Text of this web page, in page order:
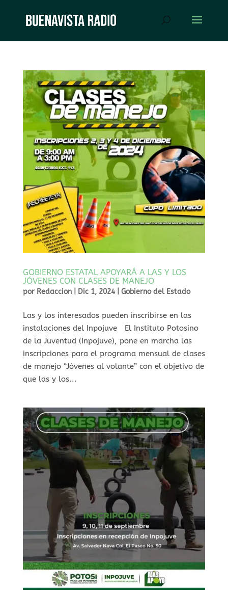
GOBIERNO ESTATAL APOYARÁ A LAS Y LOS
JÓVENES CON CLASES DE MANEJO
por Redaccion| Dic 1, 2024| Gobierno del Estado
⁠Las y los interesados pueden inscribirse en las
instalaciones del Inpojuve El Instituto Potosino
de la Juventud (Inpojuve), pone en marcha las
inscripciones para el programa mensual de clases
de manejo “Jóvenes al volante” con el objetivo de
que las y los...